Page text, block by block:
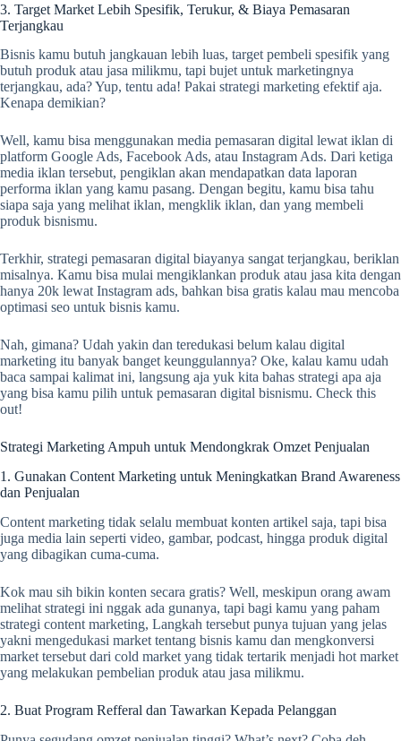
3. Target Market Lebih Spesifik, Terukur, & Biaya Pemasaran
Terjangkau
Bisnis kamu butuh jangkauan lebih luas, target pembeli spesifik yang
butuh produk atau jasa milikmu, tapi bujet untuk marketingnya
terjangkau, ada? Yup, tentu ada! Pakai strategi marketing efektif aja.
Kenapa demikian?
Well, kamu bisa menggunakan media pemasaran digital lewat iklan di
platform Google Ads, Facebook Ads, atau Instagram Ads. Dari ketiga
media iklan tersebut, pengiklan akan mendapatkan data laporan
performa iklan yang kamu pasang. Dengan begitu, kamu bisa tahu
siapa saja yang melihat iklan, mengklik iklan, dan yang membeli
produk bisnismu.
Terkhir, strategi pemasaran digital biayanya sangat terjangkau, beriklan
misalnya. Kamu bisa mulai mengiklankan produk atau jasa kita dengan
hanya 20k lewat Instagram ads, bahkan bisa gratis kalau mau mencoba
optimasi seo untuk bisnis kamu.
Nah, gimana? Udah yakin dan teredukasi belum kalau digital
marketing itu banyak banget keunggulannya? Oke, kalau kamu udah
baca sampai kalimat ini, langsung aja yuk kita bahas strategi apa aja
yang bisa kamu pilih untuk pemasaran digital bisnismu. Check this
out!
Strategi Marketing Ampuh untuk Mendongkrak Omzet Penjualan
1. Gunakan Content Marketing untuk Meningkatkan Brand Awareness
dan Penjualan
Content marketing tidak selalu membuat konten artikel saja, tapi bisa
juga media lain seperti video, gambar, podcast, hingga produk digital
yang dibagikan cuma-cuma.
Kok mau sih bikin konten secara gratis? Well, meskipun orang awam
melihat strategi ini nggak ada gunanya, tapi bagi kamu yang paham
strategi content marketing, Langkah tersebut punya tujuan yang jelas
yakni mengedukasi market tentang bisnis kamu dan mengkonversi
market tersebut dari cold market yang tidak tertarik menjadi hot market
yang melakukan pembelian produk atau jasa milikmu.
2. Buat Program Refferal dan Tawarkan Kepada Pelanggan